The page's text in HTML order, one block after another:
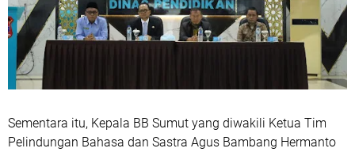
Sementara itu, Kepala BB Sumut yang diwakili Ketua Tim
Pelindungan Bahasa dan Sastra Agus Bambang Hermanto